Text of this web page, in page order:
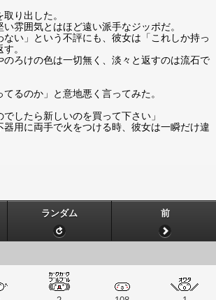
り出した。
雰囲気とはほど遠い派手なジッポだ。
ない」という不評にも、彼女は「これしか持っ
。
のろけの色は一切無く、淡々と返すのは流石で
てるのか」と意地悪く言ってみた。
でしたら新しいのを買って下さい」
器用に両手で火をつける時、彼女は一瞬だけ違
ランダム 前